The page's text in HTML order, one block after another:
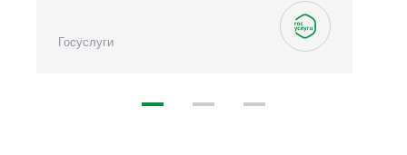
Госуслуги
1 2 3